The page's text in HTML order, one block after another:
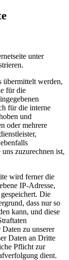
unter
übermittelt werden,
für die
für die interne
und
oder mehrere
zuzurechnen ist,
wird ferner die
IP-Adresse,
Die
dass nur so
kann, und diese
zu unserer
Daten an Dritte
Pflicht zur
dient.